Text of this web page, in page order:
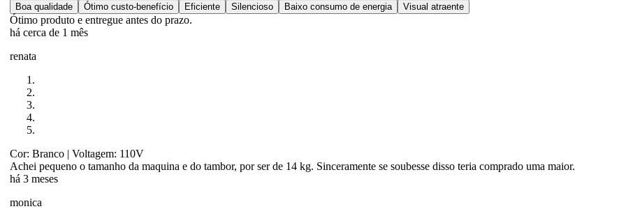
Boa qualidade Ótimo custo-benefício Eficiente Silencioso Baixo consumo de energia Visual atraente
Ótimo produto e entregue antes do prazo.
há cerca de 1 mês
renata
Cor: Branco | Voltagem: 110V
Achei pequeno o tamanho da maquina e do tambor, por ser de 14 kg. Sinceramente se soubesse disso teria comprado uma maior.
há 3 meses
monica